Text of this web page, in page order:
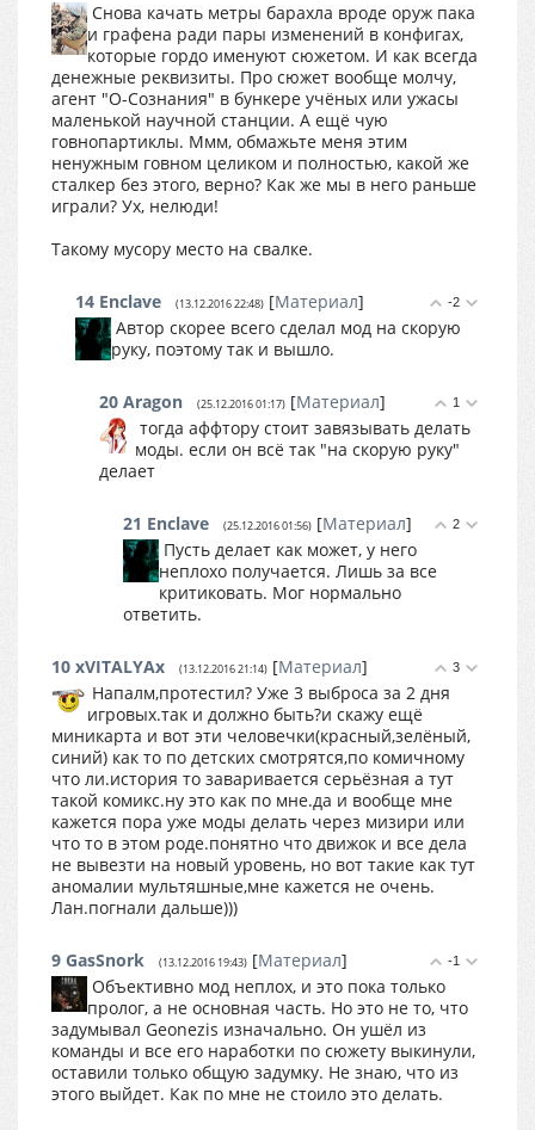
Снова качать метры барахла вроде оруж пака
и графена ради пары изменений в конфигах,
которые гордо именуют сюжетом. И как всегда
денежные реквизиты. Про сюжет вообще молчу,
агент "О-Сознания" в бункере учёных или ужасы
маленькой научной станции. А ещё чую
говнопартиклы. Ммм, обмажьте меня этим
ненужным говном целиком и полностью, какой же
сталкер без этого, верно? Как же мы в него раньше
играли? Ух, нелюди!
Такому мусору место на свалке.
-2
14 Enclave (13.12.2016 22:48) [Материал]
Автор скорее всего сделал мод на скорую
руку, поэтому так и вышло.
1
20 Aragon (25.12.2016 01:17) [Материал]
тогда аффтору стоит завязывать делать
моды. если он всё так "на скорую руку"
делает
2
21 Enclave (25.12.2016 01:56) [Материал]
Пусть делает как может, у него
неплохо получается. Лишь за все
критиковать. Мог нормально
ответить.
3
10 xVITALYAx (13.12.2016 21:14) [Материал]
Напалм,протестил? Уже 3 выброса за 2 дня
игровых.так и должно быть?и скажу ещё
миникарта и вот эти человечки(красный,зелёный,
синий) как то по детских смотрятся,по комичному
что ли.история то заваривается серьёзная а тут
такой комикс.ну это как по мне.да и вообще мне
кажется пора уже моды делать через мизири или
что то в этом роде.понятно что движок и все дела
не вывезти на новый уровень, но вот такие как тут
аномалии мультяшные,мне кажется не очень.
Лан.погнали дальше)))
-1
9 GasSnork (13.12.2016 19:43) [Материал]
Объективно мод неплох, и это пока только
пролог, а не основная часть. Но это не то, что
задумывал Geonezis изначально. Он ушёл из
команды и все его наработки по сюжету выкинули,
оставили только общую задумку. Не знаю, что из
этого выйдет. Как по мне не стоило это делать.